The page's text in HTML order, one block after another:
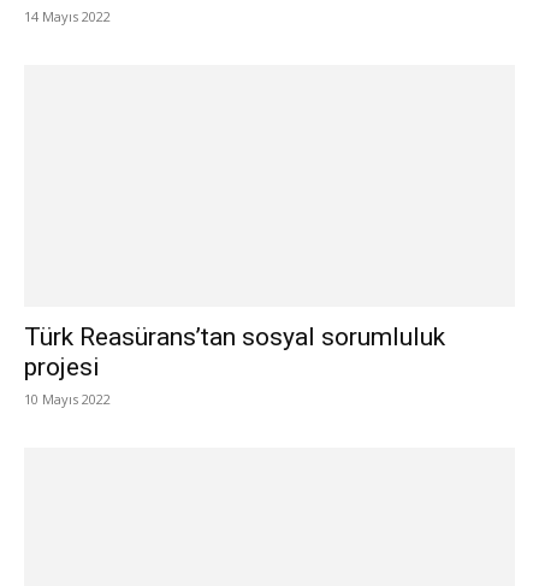
14 Mayıs 2022
Türk Reasürans’tan sosyal sorumluluk
projesi
10 Mayıs 2022